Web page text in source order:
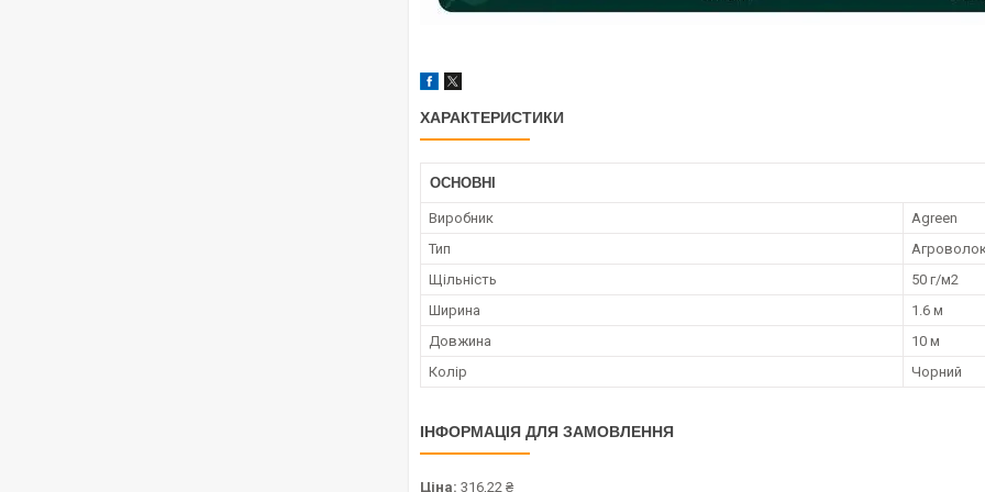
ХАРАКТЕРИСТИКИ
ОСНОВНІ
Виробник
Agreen
Тип
Щільність
50 г/м2
Ширина
1.6 м
Довжина
10 м
Колір
Чорний
ІНФОРМАЦІЯ ДЛЯ ЗАМОВЛЕННЯ
Ціна: 316,22 ₴